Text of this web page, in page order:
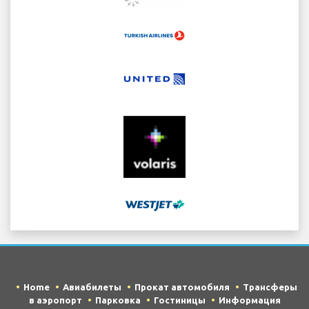
Home Авиабилеты Прокат автомобиля
Трансферы
в аэропорт
Парковка Гостиницы
Информация